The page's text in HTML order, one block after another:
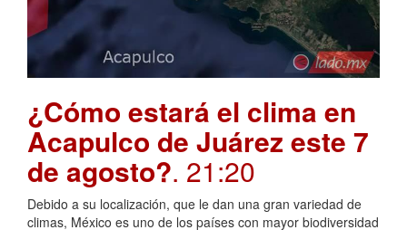
¿Cómo estará el clima en
Acapulco de Juárez este 7
de agosto?. 21:20
Debido a su localización, que le dan una gran variedad de
climas, México es uno de los países con mayor biodiversidad